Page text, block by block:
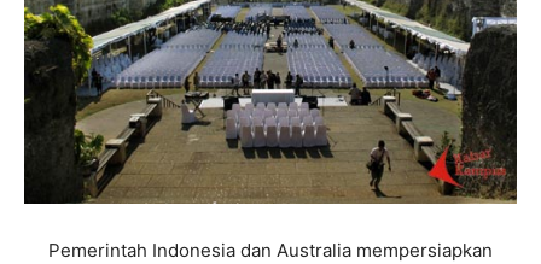
Pemerintah Indonesia dan Australia mempersiapkan